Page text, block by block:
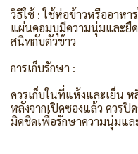
วิธีใช้ : ใช้ห่อข้าวหรืออาห
แผ่นคอมบุมีความนุ่มและยื
สนิทกับตัวข้าว
การเก็บรักษา :
ควรเก็บในที่แห้งและเย็น
หลังจากเปิดซองแล้ว ควร
มิดชิดเพื่อรักษาความนุ่มแล